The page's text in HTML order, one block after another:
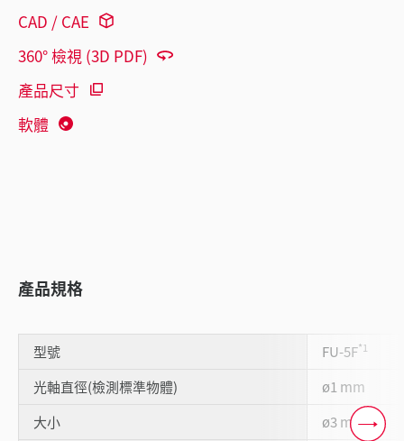
CAD / CAE
360° 檢視 (3D PDF)
產品尺寸
軟體
產品規格
型號 FU-5F*1
光軸直徑(檢測標準物體)
ø1 mm
大小
ø3 mm